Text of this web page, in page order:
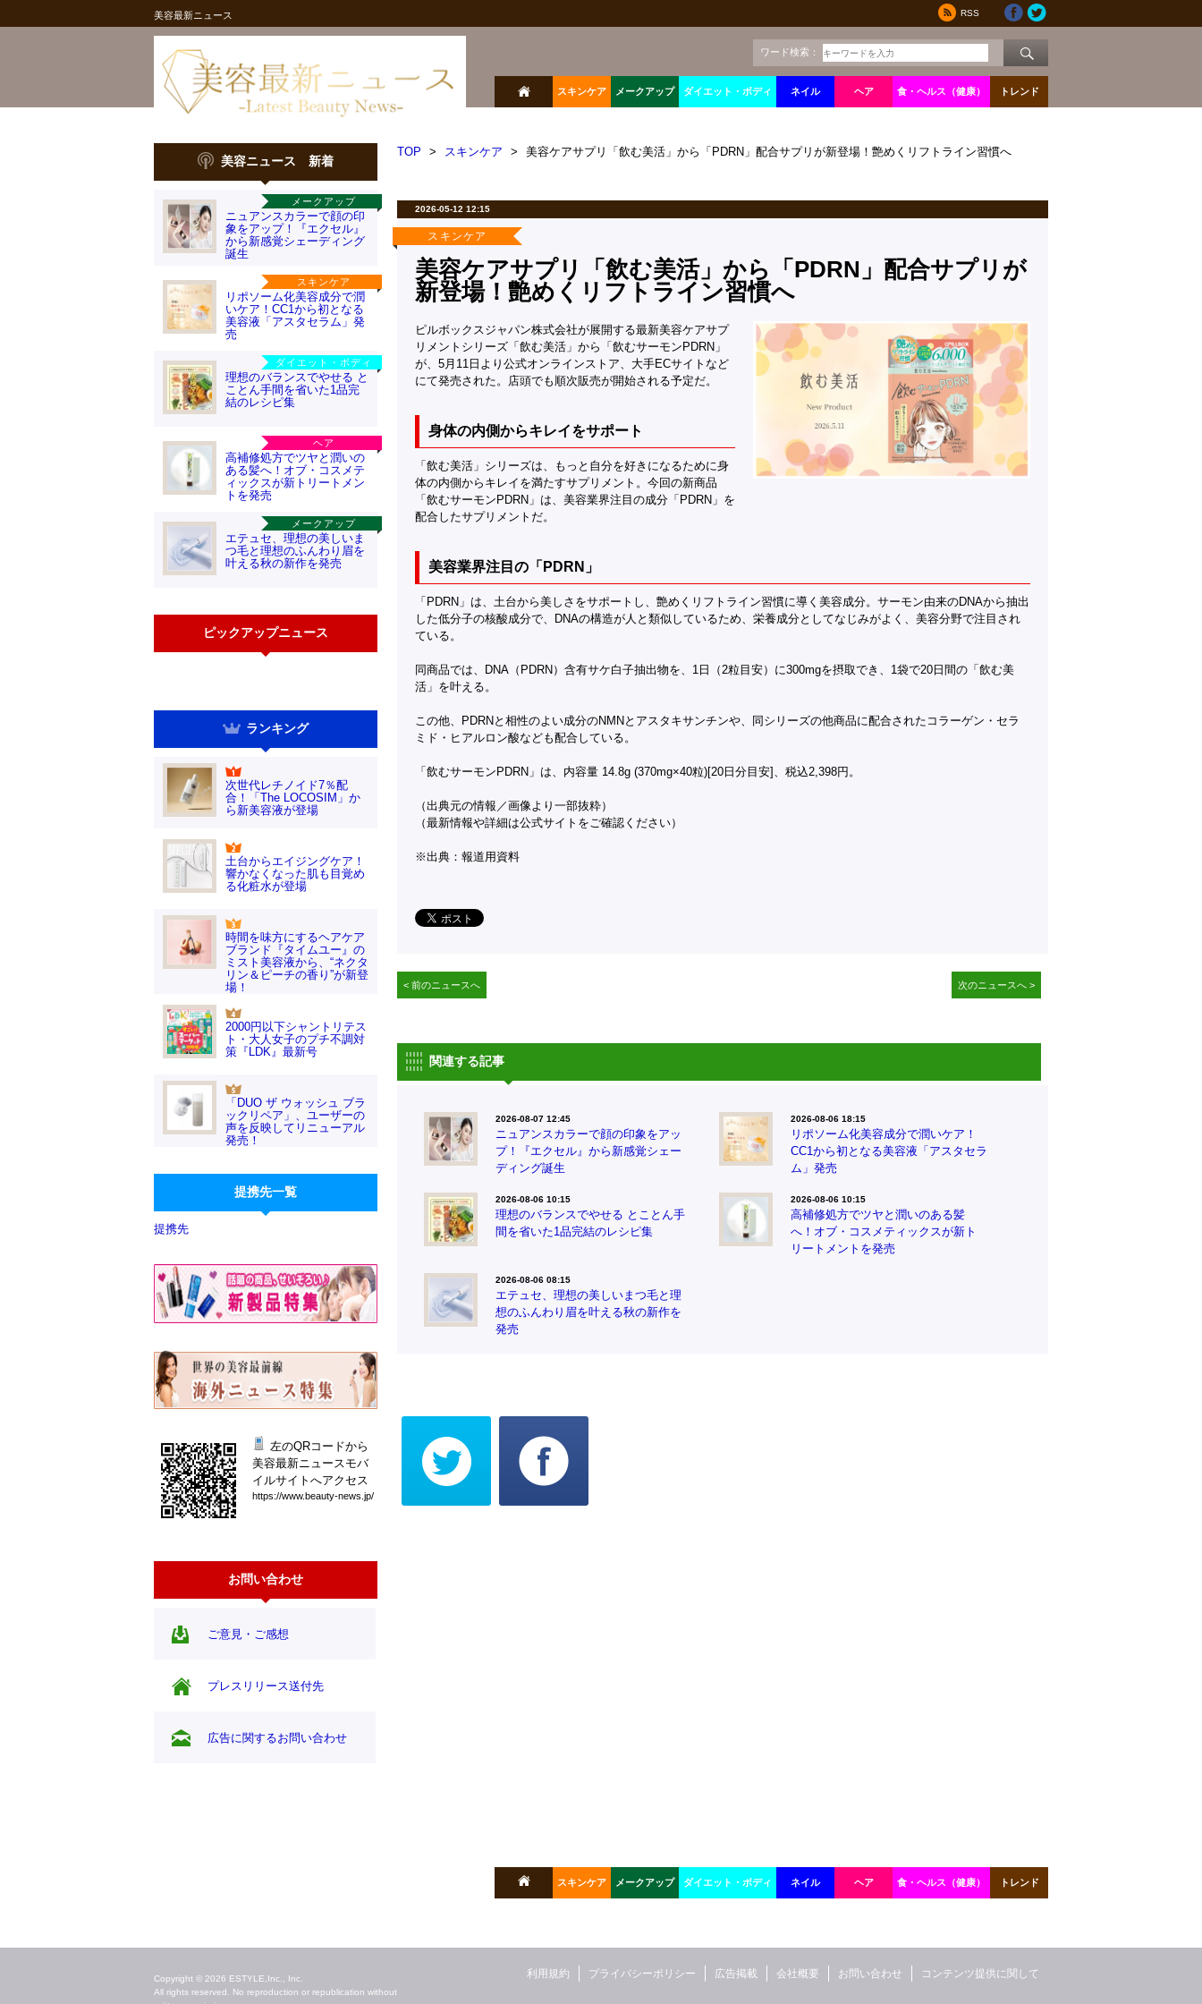
美容最新ニュース RSS
ワード検索：
スキンケア メークアップ ダイエット・ボディ ネイル ヘア 食・ヘルス（健康） トレンド
美容ニュース 新着
メークアップ
ニュアンスカラーで顔の印
象をアップ！『エクセル』
から新感覚シェーディング
誕生
スキンケア
リポソーム化美容成分で潤
いケア！CC1から初となる
美容液「アスタセラム」発
売
ダイエット・ボディ
理想のバランスでやせる と
ことん手間を省いた1品完
結のレシピ集
ヘア
高補修処方でツヤと潤いの
ある髪へ！オブ・コスメテ
ィックスが新トリートメン
トを発売
メークアップ
エテュセ、理想の美しいま
つ毛と理想のふんわり眉を
叶える秋の新作を発売
ピックアップニュース
ランキング
次世代レチノイド7％配
合！「The LOCOSIM」か
ら新美容液が登場
土台からエイジングケア！
響かなくなった肌も目覚め
る化粧水が登場
時間を味方にするヘアケア
ブランド『タイムユー』の
ミスト美容液から、“ネクタ
リン＆ピーチの香り”が新登
場！
2000円以下シャントリテス
ト・大人女子のプチ不調対
策『LDK』最新号
「DUO ザ ウォッシュ ブラ
ックリペア」、ユーザーの
声を反映してリニューアル
発売！
提携先一覧
提携先
左のQRコードから
美容最新ニュースモバ
イルサイトへアクセス
https://www.beauty-news. jp/
お問い合わせ
ご意見・ご感想
プレスリリース送付先
広告に関するお問い合わせ
TOP > スキンケア > 美容ケアサプリ「飲む美活」から「PDRN」配合サプリが新登場！艶めくリフトライン習慣へ
2026-05-12 12:15
スキンケア
美容ケアサプリ「飲む美活」から「PDRN」配合サプリが
新登場！艶めくリフトライン習慣へ
ピルボックスジャパン株式会社が展開する最新美容ケアサプ
リメントシリーズ「飲む美活」から「飲むサーモンPDRN」
が、5月11日より公式オンラインストア、大手ECサイトなど
にて発売された。店頭でも順次販売が開始される予定だ。
身体の内側からキレイをサポート
「飲む美活」シリーズは、もっと自分を好きになるために身
体の内側からキレイを満たすサプリメント。今回の新商品
「飲むサーモンPDRN」は、美容業界注目の成分「PDRN」を
配合したサプリメントだ。
美容業界注目の「PDRN」
「PDRN」は、土台から美しさをサポートし、艶めくリフトライン習慣に導く美容成分。サーモン由来のDNAから抽出
した低分子の核酸成分で、DNAの構造が人と類似しているため、栄養成分としてなじみがよく、美容分野で注目され
ている。
同商品では、DNA（PDRN）含有サケ白子抽出物を、1日（2粒目安）に300mgを摂取でき、1袋で20日間の「飲む美
活」を叶える。
この他、PDRNと相性のよい成分のNMNとアスタキサンチンや、同シリーズの他商品に配合されたコラーゲン・セラ
ミド・ヒアルロン酸なども配合している。
「飲むサーモンPDRN」は、内容量 14.8g (370mg×40粒)[20日分目安]、税込2,398円。
（出典元の情報／画像より一部抜粋）
（最新情報や詳細は公式サイトをご確認ください）
※出典：報道用資料
< 前のニュースへ 次のニュースへ >
関連する記事
2026-08-07 12:45
ニュアンスカラーで顔の印象をアッ
プ！『エクセル』から新感覚シェー
ディング誕生
2026-08-06 18:15
リポソーム化美容成分で潤いケア！
CC1から初となる美容液「アスタセラ
ム」発売
2026-08-06 10:15
理想のバランスでやせる とことん手
間を省いた1品完結のレシピ集
2026-08-06 10:15
高補修処方でツヤと潤いのある髪
へ！オブ・コスメティックスが新ト
リートメントを発売
2026-08-06 08:15
エテュセ、理想の美しいまつ毛と理
想のふんわり眉を叶える秋の新作を
発売
スキンケア メークアップ ダイエット・ボディ ネイル ヘア 食・ヘルス（健康） トレンド
Copyright © 2026 ESTYLE,Inc., Inc.
All rights reserved. No reproduction or republication without
コンテンツ提供に関して
お問い合わせ
会社概要
広告掲載
プライバシーポリシー
利用規約